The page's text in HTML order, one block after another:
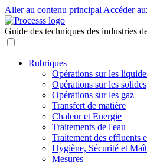
Aller au contenu principal Accéder
Guide des techniques des industries
Rubriques
Opérations sur les
Opérations sur les solides
Opérations sur les gaz
Transfert de matière
Chaleur et Energie
Traitements de l'eau
Traitement des effluents
Hygiène, Sécurité et
Mesures